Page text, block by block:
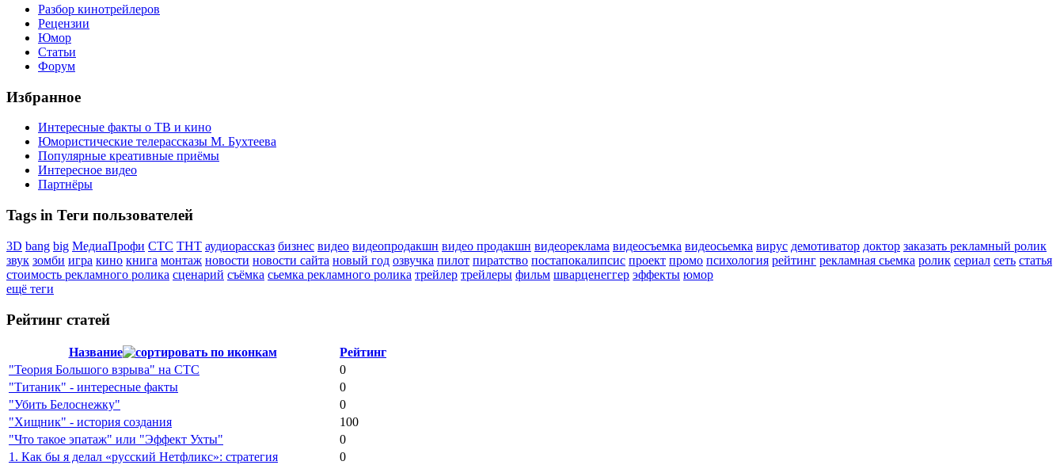
Разбор кинотрейлеров
Рецензии
Юмор
Статьи
Форум
Избранное
Интересные факты о ТВ и кино
Юмористические телерассказы М. Бухтеева
Популярные креативные приёмы
Интересное видео
Партнёры
Tags in Теги пользователей
3D bang big МедиаПрофи СТС ТНТ аудиорассказ бизнес видео видеопродакшн видео продакшн видеореклама видеосъемка видеосьемка вирус демотиватор доктор заказать рекламный ролик
звук зомби игра кино книга монтаж новости новости сайта новый год озвучка пилот пиратство постапокалипсис проект промо психология рейтинг рекламная сьемка ролик сериал сеть статья
стоимость рекламного ролика сценарий съёмка сьемка рекламного ролика трейлер трейлеры фильм шварценеггер эффекты юмор
ещё теги
Рейтинг статей
Название
Рейтинг
"Теория Большого взрыва" на СТС
0
"Титаник" - интересные факты
0
"Убить Белоснежку"
0
"Хищник" - история создания
100
"Что такое эпатаж" или "Эффект Ухты"
0
1. Как бы я делал «русский Нетфликс»: стратегия
0